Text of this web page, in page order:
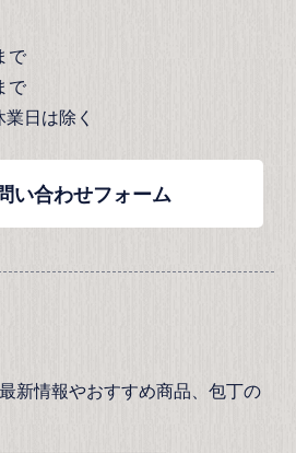
で
で
日は除く
い合わせフォーム
新情報やおすすめ商品、包丁の